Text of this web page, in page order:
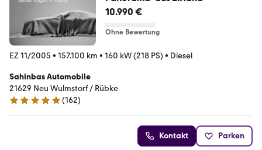
10.990 €
Ohne Bewertung
EZ 11/2005 • 157.100 km • 160 kW (218 PS) • Diesel
Sahinbas Automobile
21629 Neu Wulmstorf / Rübke
4.8 Sterne
(162)
Kontakt Parken